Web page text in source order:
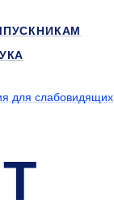
для слабовидящих